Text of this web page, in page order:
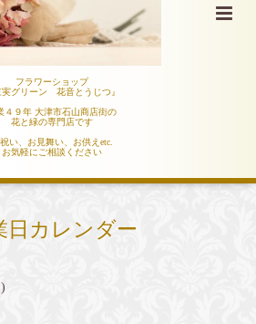
フラワーショップ
実グリーン 花音とうじつ』
４９年 大津市石山商店街の
花と緑の専門店です
い、お見舞い、お供えetc.
お気軽にご相談ください
日カレンダー